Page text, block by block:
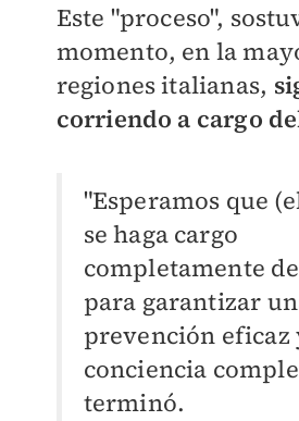
Este "proceso",
momento, en la
regiones italianas,
corriendo a cargo
"Esperamos que
se haga cargo
completamente
para garantizar
prevención eficaz
conciencia
terminó.